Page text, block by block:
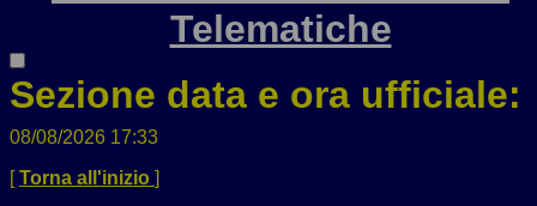
Telematiche
Sezione data e ora ufficiale:
08/08/2026 17:33
[Torna all'inizio ]